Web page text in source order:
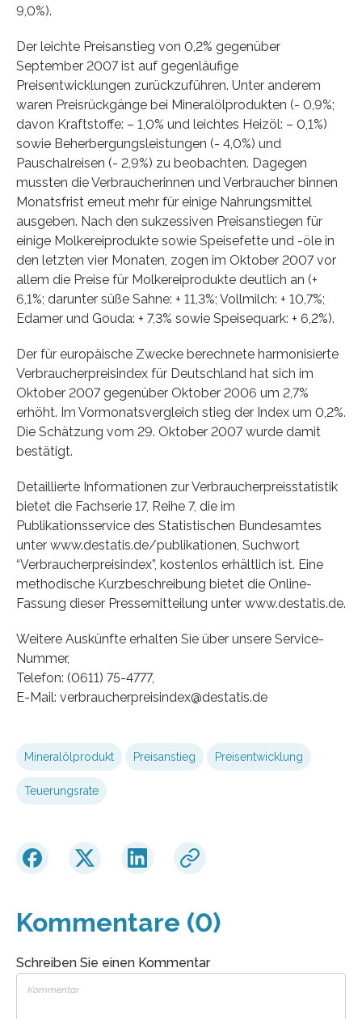
9,0%).
Der leichte Preisanstieg von 0,2% gegenüber
September 2007 ist auf gegenläufige
Preisentwicklungen zurückzuführen. Unter anderem
waren Preisrückgänge bei Mineralölprodukten (- 0,9%;
davon Kraftstoffe: – 1,0% und leichtes Heizöl: – 0,1%)
sowie Beherbergungsleistungen (- 4,0%) und
Pauschalreisen (- 2,9%) zu beobachten. Dagegen
mussten die Verbraucherinnen und Verbraucher binnen
Monatsfrist erneut mehr für einige Nahrungsmittel
ausgeben. Nach den sukzessiven Preisanstiegen für
einige Molkereiprodukte sowie Speisefette und -öle in
den letzten vier Monaten, zogen im Oktober 2007 vor
allem die Preise für Molkereiprodukte deutlich an (+
6,1%; darunter süße Sahne: + 11,3%; Vollmilch: + 10,7%;
Edamer und Gouda: + 7,3% sowie Speisequark: + 6,2%).
Der für europäische Zwecke berechnete harmonisierte
Verbraucherpreisindex für Deutschland hat sich im
Oktober 2007 gegenüber Oktober 2006 um 2,7%
erhöht. Im Vormonatsvergleich stieg der Index um 0,2%.
Die Schätzung vom 29. Oktober 2007 wurde damit
bestätigt.
Detaillierte Informationen zur Verbraucherpreisstatistik
bietet die Fachserie 17, Reihe 7, die im
Publikationsservice des Statistischen Bundesamtes
unter www.destatis.de/publikationen, Suchwort
“Verbraucherpreisindex”, kostenlos erhältlich ist. Eine
methodische Kurzbeschreibung bietet die Online-
Fassung dieser Pressemitteilung unter www.destatis.de.
Weitere Auskünfte erhalten Sie über unsere Service-
Nummer,
Telefon: (0611) 75-4777,
E-Mail: verbraucherpreisindex@destatis.de
Mineralölprodukt Preisanstieg Preisentwicklung
Teuerungsrate
Kommentare (0)
Schreiben Sie einen Kommentar